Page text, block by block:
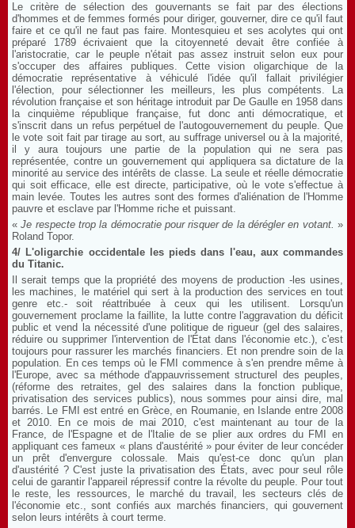
Le critère de sélection des gouvernants se fait par des élections
d'hommes et de femmes formés pour diriger, gouverner, dire ce qu'il faut
faire et ce qu'il ne faut pas faire. Montesquieu et ses acolytes qui ont
préparé 1789 écrivaient que la citoyenneté devait être confiée à
l'aristocratie, car le peuple n'était pas assez instruit selon eux pour
s'occuper des affaires publiques. Cette vision oligarchique de la
démocratie représentative à véhiculé l'idée qu'il fallait privilégier
l'élection, pour sélectionner les meilleurs, les plus compétents. La
révolution française et son héritage introduit par De Gaulle en 1958 dans
la cinquième république française, fut donc anti démocratique, et
s'inscrit dans un refus perpétuel de l'autogouvernement du peuple. Que
le vote soit fait par tirage au sort, au suffrage universel ou à la majorité,
il y aura toujours une partie de la population qui ne sera pas
représentée, contre un gouvernement qui appliquera sa dictature de la
minorité au service des intérêts de classe. La seule et réelle démocratie
qui soit efficace, elle est directe, participative, où le vote s'effectue à
main levée. Toutes les autres sont des formes d'aliénation de l'Homme
pauvre et esclave par l'Homme riche et puissant.
«Je respecte trop la démocratie pour risquer de la dérégler en votant. »
Roland Topor.
4/ L'oligarchie occidentale les pieds dans l'eau, aux commandes
du Titanic.
Il serait temps que la propriété des moyens de production -les usines,
les machines, le matériel qui sert à la production des services en tout
genre etc.- soit réattribuée à ceux qui les utilisent. Lorsqu'un
gouvernement proclame la faillite, la lutte contre l'aggravation du déficit
public et vend la nécessité d'une politique de rigueur (gel des salaires,
réduire ou supprimer l'intervention de l'État dans l'économie etc.), c'est
toujours pour rassurer les marchés financiers. Et non prendre soin de la
population. En ces temps où le FMI commence à s'en prendre même à
l'Europe, avec sa méthode d'appauvrissement structurel des peuples,
(réforme des retraites, gel des salaires dans la fonction publique,
privatisation des services publics), nous sommes pour ainsi dire, mal
barrés. Le FMI est entré en Grèce, en Roumanie, en Islande entre 2008
et 2010. En ce mois de mai 2010, c'est maintenant au tour de la
France, de l'Espagne et de l'Italie de se plier aux ordres du FMI en
appliquant ces fameux « plans d'austérité » pour éviter de leur concéder
un prêt d'envergure colossale. Mais qu'est-ce donc qu'un plan
d'austérité ? C'est juste la privatisation des États, avec pour seul rôle
celui de garantir l'appareil répressif contre la révolte du peuple. Pour tout
le reste, les ressources, le marché du travail, les secteurs clés de
l'économie etc., sont confiés aux marchés financiers, qui gouvernent
selon leurs intérêts à court terme.